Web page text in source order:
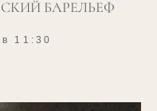
БАРЕЛЬЕФ
11:30